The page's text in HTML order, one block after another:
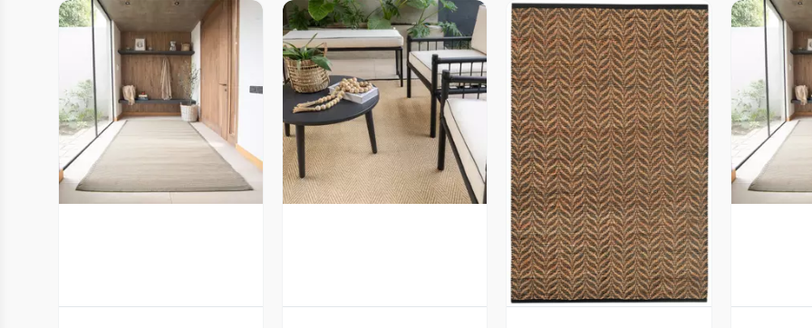
Vista Previa Vista Previa
Vista Previa